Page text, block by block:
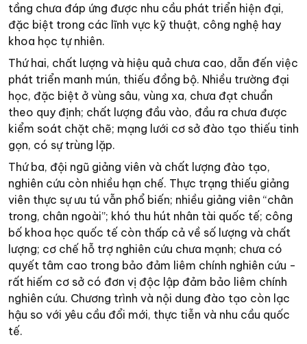
tầng chưa đáp ứng được nhu cầu phát triển hiện đại,
đặc biệt trong các lĩnh vực kỹ thuật, công nghệ hay
khoa học tự nhiên.
Thứ hai, chất lượng và hiệu quả chưa cao, dẫn đến việc
phát triển manh mún, thiếu đồng bộ. Nhiều trường đại
học, đặc biệt ở vùng sâu, vùng xa, chưa đạt chuẩn
theo quy định; chất lượng đầu vào, đầu ra chưa được
kiểm soát chặt chẽ; mạng lưới cơ sở đào tạo thiếu tinh
gọn, có sự trùng lặp.
Thứ ba, đội ngũ giảng viên và chất lượng đào tạo,
nghiên cứu còn nhiều hạn chế. Thực trạng thiếu giảng
viên thực sự ưu tú vẫn phổ biến; nhiều giảng viên “chân
trong, chân ngoài”; khó thu hút nhân tài quốc tế; công
bố khoa học quốc tế còn thấp cả về số lượng và chất
lượng; cơ chế hỗ trợ nghiên cứu chưa mạnh; chưa có
quyết tâm cao trong bảo đảm liêm chính nghiên cứu -
rất hiếm cơ sở có đơn vị độc lập đảm bảo liêm chính
nghiên cứu. Chương trình và nội dung đào tạo còn lạc
hậu so với yêu cầu đổi mới, thực tiễn và nhu cầu quốc
tế.